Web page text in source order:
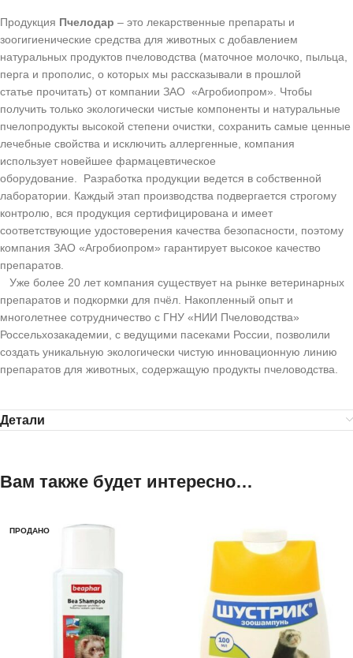
Продукция Пчелодар – это лекарственные препараты и
зоогигиенические средства для животных с добавлением
натуральных продуктов пчеловодства (маточное молочко, пыльца,
перга и прополис, о которых мы рассказывали в прошлой
статье прочитать) от компании ЗАО «Агробиопром». Чтобы
получить только экологически чистые компоненты и натуральные
пчелопродукты высокой степени очистки, сохранить самые ценные
лечебные свойства и исключить аллергенные, компания
использует новейшее фармацевтическое
оборудование. Разработка продукции ведется в собственной
лаборатории. Каждый этап производства подвергается строгому
контролю, вся продукция сертифицирована и имеет
соответствующие удостоверения качества безопасности, поэтому
компания ЗАО «Агробиопром» гарантирует высокое качество
препаратов.
Уже более 20 лет компания существует на рынке ветеринарных
препаратов и подкормки для пчёл. Накопленный опыт и
многолетнее сотрудничество с ГНУ «НИИ Пчеловодства»
Россельхозакадемии, с ведущими пасеками России, позволили
создать уникальную экологически чистую инновационную линию
препаратов для животных, содержащую продукты пчеловодства.
Детали
Вам также будет интересно…
ПРОДАНО